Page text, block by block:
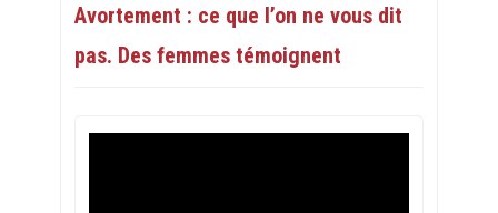
Avortement : ce que l’on ne vous dit
pas. Des femmes témoignent